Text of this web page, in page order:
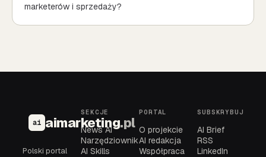
marketerów i sprzedaży?
ai aimarketing.pl
Polski portal
SEKCJE
News AI
Narzędziownik
AI Skills
PORTAL
O projekcie
AI redakcja
Współpraca
SUBSKRYBUJ
AI Brief
RSS
LinkedIn